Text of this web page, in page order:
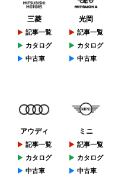
三菱
記事一覧
カタログ
中古車
光岡
記事一覧
カタログ
中古車
アウディ
記事一覧
カタログ
中古車
ミニ
記事一覧
カタログ
中古車